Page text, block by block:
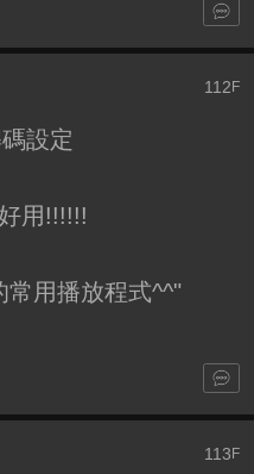
112 F
設定
用!!!!!!
常用播放程式^^"
113 F